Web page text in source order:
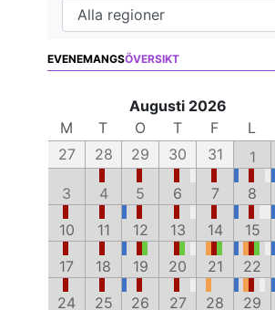
EVENEMANGSÖVERSIKT
Augusti 2026
M
T O T F L
27
28 29 30 31 1
3
4 5 6 7 8
10
11 12 13 14 15
17
18 19 20 21 22
24
25 26 27 28 29